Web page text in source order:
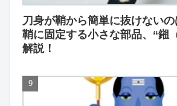
刀身が鞘から簡単に抜けない
鞘に固定する小さな部品、“鎺
解説！